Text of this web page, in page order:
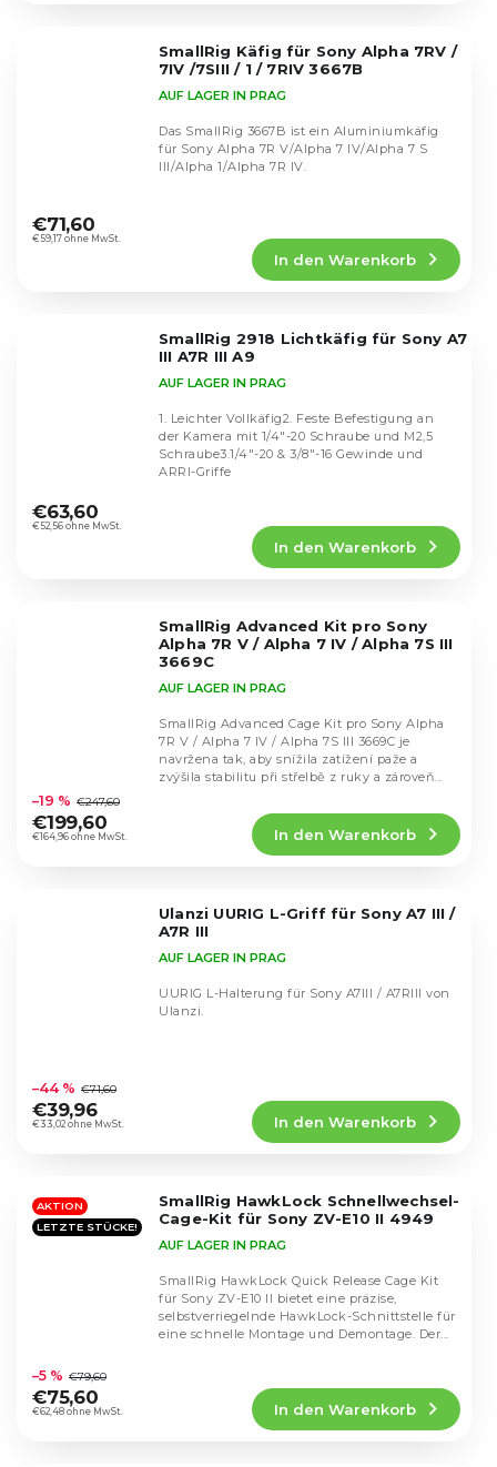
SmallRig Käfig für Sony Alpha 7RV /
7IV /7SIII / 1 / 7RIV 3667B
durchschnittliche
Produktbewertung
AUF LAGER IN PRAG
€59,17 ohne MwSt.
€71,60
In den Warenkorb
Das SmallRig 3667B ist ein Aluminiumkäfig
für Sony Alpha 7R V/Alpha 7 IV/Alpha 7 S
III/Alpha 1/Alpha 7R IV.
SmallRig 2918 Lichtkäfig für Sony A7
III A7R III A9
durchschnittliche
Produktbewertung
AUF LAGER IN PRAG
€52,56 ohne MwSt.
€63,60
In den Warenkorb
1. Leichter Vollkäfig2. Feste Befestigung an
der Kamera mit 1/4"-20 Schraube und M2,5
Schraube3.1/4"-20 & 3/8"-16 Gewinde und
ARRI-Griffe
SmallRig Advanced Kit pro Sony
Alpha 7R V / Alpha 7 IV / Alpha 7S III
3669C
durchschnittliche
Produktbewertung
ist
AUF LAGER IN PRAG
€164,96 ohne MwSt.
–19 % €247,60
€199,60
In den Warenkorb
SmallRig Advanced Cage Kit pro Sony Alpha
7R V / Alpha 7 IV / Alpha 7S III 3669C je
navržena tak, aby snížila zatížení paže a
zvýšila stabilitu při střelbě z ruky a zároveň...
Ulanzi UURIG L-Griff für Sony A7 III /
A7R III
durchschnittliche
Produktbewertung
ist
Sternen.
AUF LAGER IN PRAG
€33,02 ohne MwSt.
–44 % €71,60
€39,96
In den Warenkorb
UURIG L-Halterung für Sony A7III / A7RIII von
Ulanzi.
AKTION
LETZTE STÜCKE!
SmallRig HawkLock Schnellwechsel-
Cage-Kit für Sony ZV-E10 II 4949
durchschnittliche
Produktbewertung
ist
AUF LAGER IN PRAG
€62,48 ohne MwSt.
–5 % €79,60
€75,60
In den Warenkorb
SmallRig HawkLock Quick Release Cage Kit
für Sony ZV-E10 II bietet eine präzise,
selbstverriegelnde HawkLock-Schnittstelle für
eine schnelle Montage und Demontage. Der...